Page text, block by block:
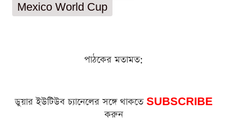
Mexico World Cup
পাঠকের মতামত:
ডুয়ার ইউটিউব চ্যানেলের সঙ্গে থাকতে SUBSCRIBE
করুন